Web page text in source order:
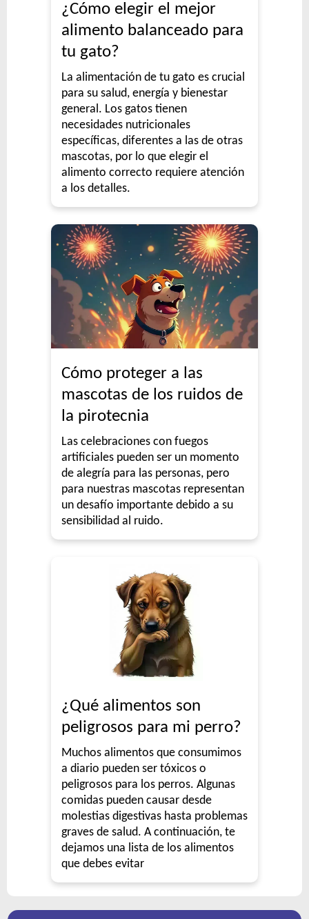
¿Cómo elegir el mejor
alimento balanceado para
tu gato?
La alimentación de tu gato es crucial
para su salud, energía y bienestar
general. Los gatos tienen
necesidades nutricionales
específicas, diferentes a las de otras
mascotas, por lo que elegir el
alimento correcto requiere atención
a los detalles.
Cómo proteger a las
mascotas de los ruidos de
la pirotecnia
Las celebraciones con fuegos
artificiales pueden ser un momento
de alegría para las personas, pero
para nuestras mascotas representan
un desafío importante debido a su
sensibilidad al ruido.
¿Qué alimentos son
peligrosos para mi perro?
Muchos alimentos que consumimos
a diario pueden ser tóxicos o
peligrosos para los perros. Algunas
comidas pueden causar desde
molestias digestivas hasta problemas
graves de salud. A continuación, te
dejamos una lista de los alimentos
que debes evitar